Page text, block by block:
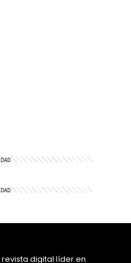
digital líder en